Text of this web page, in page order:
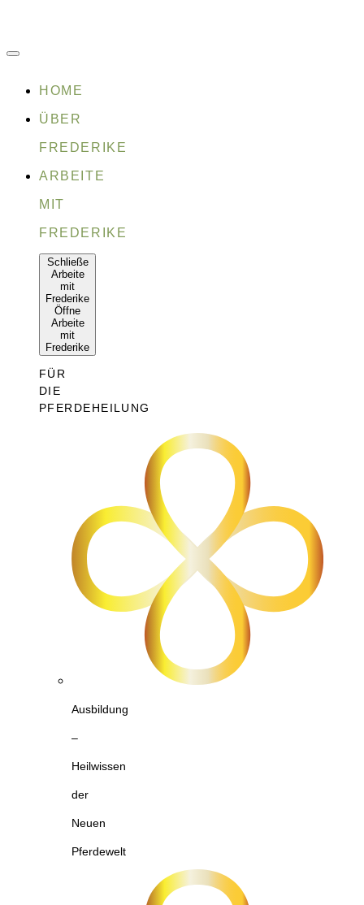
Inhalt
HOME
ÜBER
FREDERIKE
ARBEITE
MIT
FREDERIKE
Schließe
Arbeite
mit
Frederike
Öffne
Arbeite
mit
Frederike
FÜR
DIE
PFERDEHEILUNG
Ausbildung
–
Heilwissen
der
Neuen
Pferdewelt